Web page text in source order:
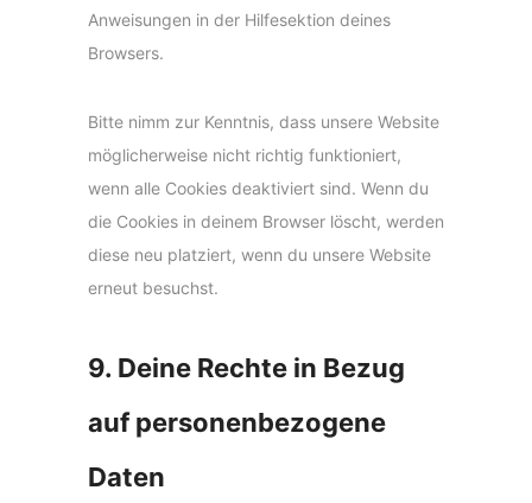
Anweisungen in der Hilfesektion deines
Browsers.
Bitte nimm zur Kenntnis, dass unsere Website
möglicherweise nicht richtig funktioniert,
wenn alle Cookies deaktiviert sind. Wenn du
die Cookies in deinem Browser löscht, werden
diese neu platziert, wenn du unsere Website
erneut besuchst.
9. Deine Rechte in Bezug
auf personenbezogene
Daten